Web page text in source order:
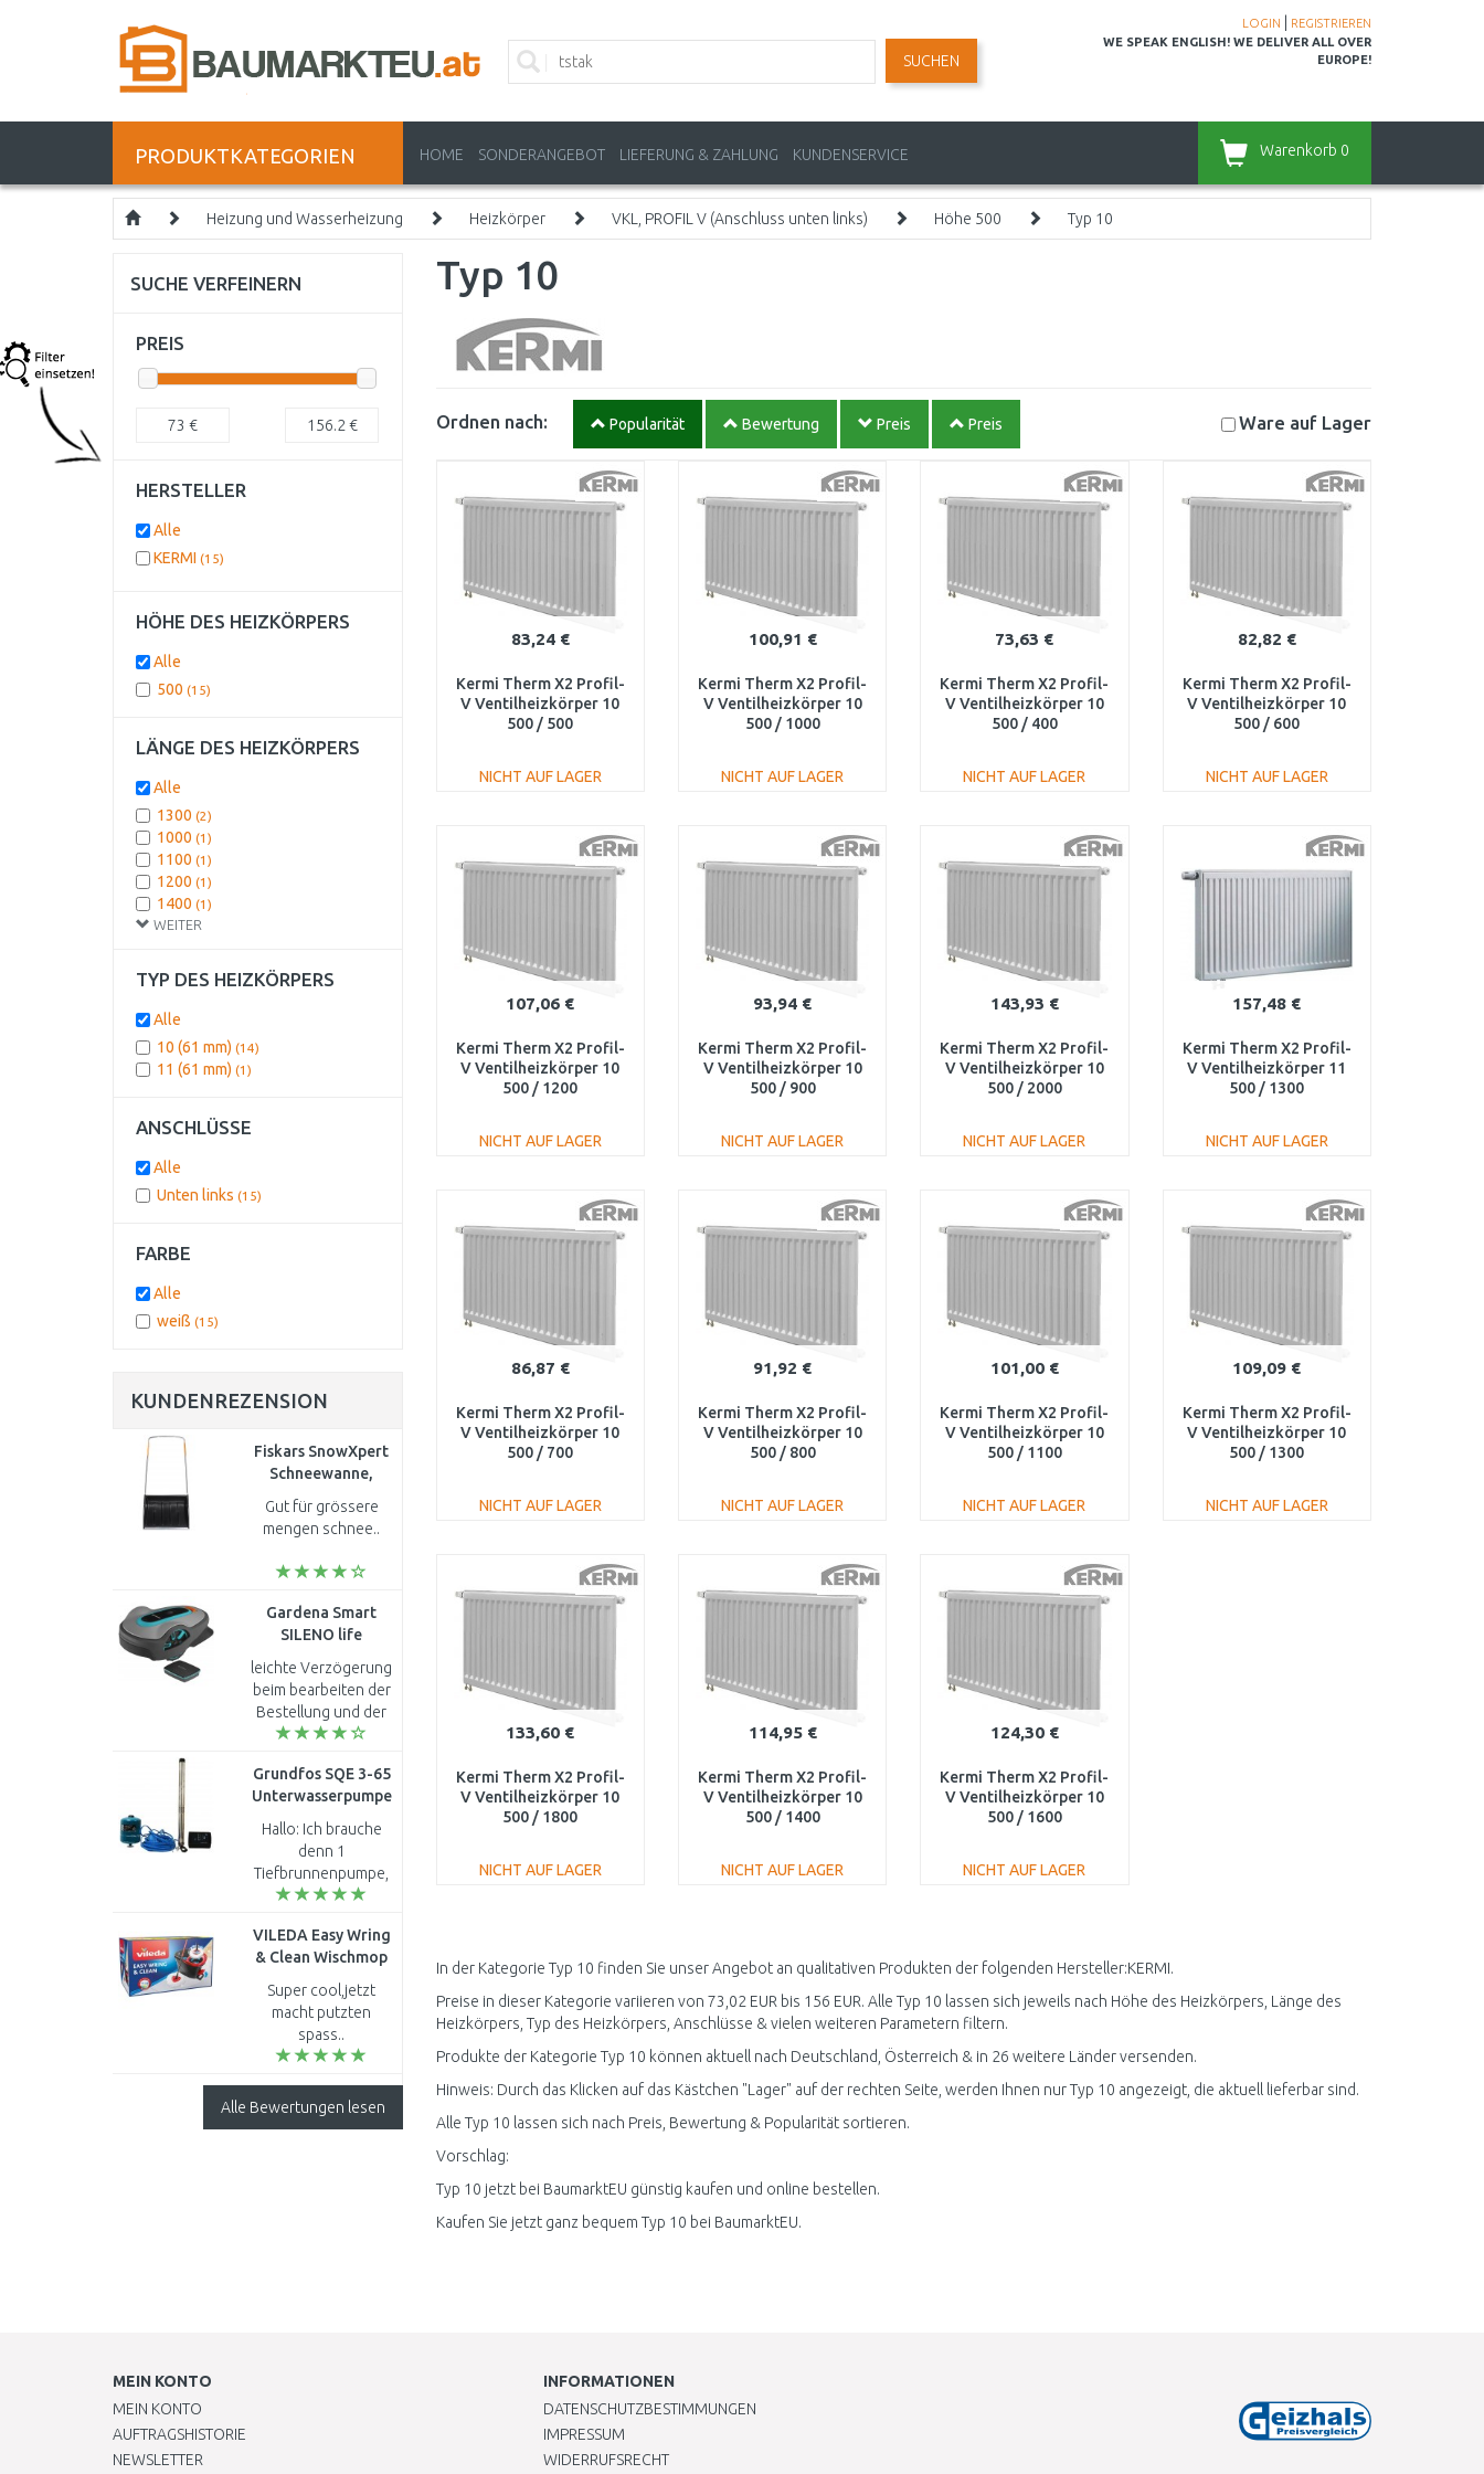
LOGIN
REGISTRIEREN
WE SPEAK ENGLISH! WE DELIVER ALL OVER
EUROPE!
SUCHEN
PRODUKTKATEGORIEN HOME SONDERANGEBOT LIEFERUNG & ZAHLUNG KUNDENSERVICE Warenkorb 0
Heizung und Wasserheizung Heizkörper VKL, PROFIL V (Anschluss unten links) Höhe 500 Typ 10
Typ 10
Ordnen nach: Popularität Bewertung Preis Preis Ware auf Lager
83,24 €
Kermi Therm X2 Profil-
V Ventilheizkörper 10
500 / 500
NICHT AUF LAGER
Vergleichen
100,91 €
Kermi Therm X2 Profil-
V Ventilheizkörper 10
500 / 1000
NICHT AUF LAGER
Vergleichen
73,63 €
Kermi Therm X2 Profil-
V Ventilheizkörper 10
500 / 400
NICHT AUF LAGER
Vergleichen
82,82 €
Kermi Therm X2 Profil-
V Ventilheizkörper 10
500 / 600
NICHT AUF LAGER
107,06 €
Kermi Therm X2 Profil-
V Ventilheizkörper 10
500 / 1200
NICHT AUF LAGER
Vergleichen
93,94 €
Kermi Therm X2 Profil-
V Ventilheizkörper 10
500 / 900
NICHT AUF LAGER
Vergleichen
143,93 €
Kermi Therm X2 Profil-
V Ventilheizkörper 10
500 / 2000
NICHT AUF LAGER
Vergleichen
157,48 €
Kermi Therm X2 Profil-
V Ventilheizkörper 11
500 / 1300
NICHT AUF LAGER
Vergleichen
86,87 €
Kermi Therm X2 Profil-
V Ventilheizkörper 10
500 / 700
NICHT AUF LAGER
Vergleichen
91,92 €
Kermi Therm X2 Profil-
V Ventilheizkörper 10
500 / 800
NICHT AUF LAGER
Vergleichen
101,00 €
Kermi Therm X2 Profil-
V Ventilheizkörper 10
500 / 1100
NICHT AUF LAGER
Vergleichen
109,09 €
Kermi Therm X2 Profil-
V Ventilheizkörper 10
500 / 1300
NICHT AUF LAGER
133,60 €
Kermi Therm X2 Profil-
V Ventilheizkörper 10
500 / 1800
NICHT AUF LAGER
114,95 €
Kermi Therm X2 Profil-
V Ventilheizkörper 10
500 / 1400
NICHT AUF LAGER
Vergleichen
124,30 €
Kermi Therm X2 Profil-
V Ventilheizkörper 10
500 / 1600
NICHT AUF LAGER
Vergleichen
In der Kategorie Typ 10 finden Sie unser Angebot an qualitativen Produkten der folgenden Hersteller:KERMI.
Preise in dieser Kategorie variieren von 73,02 EUR bis 156 EUR. Alle Typ 10 lassen sich jeweils nach Höhe des Heizkörpers, Länge des
Heizkörpers, Typ des Heizkörpers, Anschlüsse & vielen weiteren Parametern filtern.
Produkte der Kategorie Typ 10 können aktuell nach Deutschland, Österreich & in 26 weitere Länder versenden.
Hinweis: Durch das Klicken auf das Kästchen "Lager" auf der rechten Seite, werden Ihnen nur Typ 10 angezeigt, die aktuell lieferbar sind.
Alle Typ 10 lassen sich nach Preis, Bewertung & Popularität sortieren.
Vorschlag:
Typ 10 jetzt bei BaumarktEU günstig kaufen und online bestellen.
Kaufen Sie jetzt ganz bequem Typ 10 bei BaumarktEU.
SUCHE VERFEINERN
PREIS
73 € 156.2 €
HERSTELLER
Alle
KERMI (15)
HÖHE DES HEIZKÖRPERS
Alle
500 (15)
LÄNGE DES HEIZKÖRPERS
WEITER
Alle
1300 (2)
1000 (1)
1100 (1)
1200 (1)
1400 (1)
1600(1)
2000(1)
400
500
600
700
800
TYP DES HEIZKÖRPERS
Alle
10 (61 mm) (14)
11 (61 mm) (1)
ANSCHLÜSSE
Alle
Unten links (15)
FARBE
Alle
weiß (15)
KUNDENREZENSION
Fiskars SnowXpert
Schneewanne,
Breite: 720 mm
(143021) 1003470
Gut für grössere
mengen schnee..
Gardena Smart
SILENO life
Mähroboter 1000
m2 19702-60
leichte Verzögerung
beim bearbeiten der
Bestellung und der
Auslieferung. Sonst
Paypal eine Gebühr.
Keine Deutsche
Betri..
Grundfos SQE 3-65
Unterwasserpumpe
mit dem Kabel 40 m
96524501
Hallo: Ich brauche
denn 1
Tiefbrunnenpumpe,
Eintauchtiefe ca. 60m
Tiefe 56m , oben
druck ca.3-4 bara.
Gartenbewässerung,..
VILEDA Easy Wring
& Clean Wischmop
Set 133649
Super cool,jetzt
macht putzten
spass..
Alle Bewertungen lesen
MEIN KONTO
MEIN KONTO
AUFTRAGSHISTORIE
NEWSLETTER
INFORMATIONEN
DATENSCHUTZBESTIMMUNGEN
IMPRESSUM
WIDERRUFSRECHT